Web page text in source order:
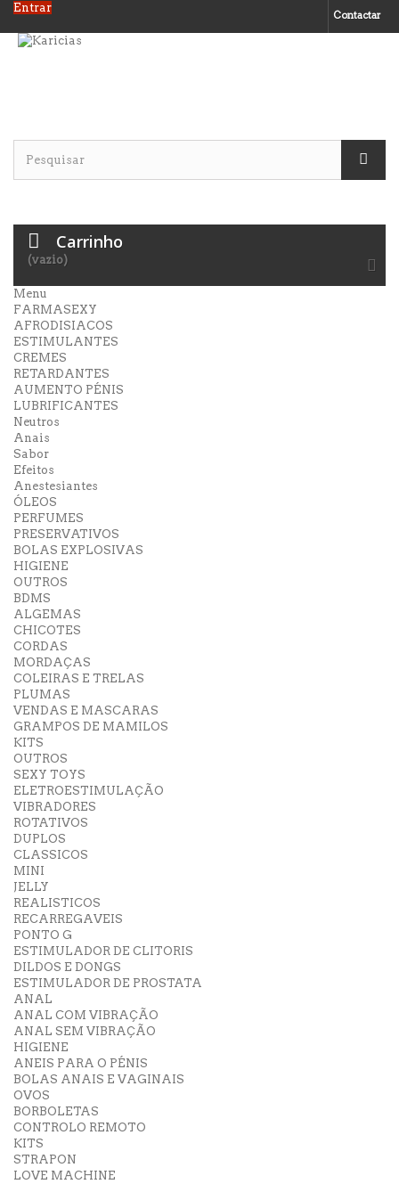
Contactar
Entrar
Carrinho
(vazio)
Menu
FARMASEXY
AFRODISIACOS
ESTIMULANTES
CREMES
RETARDANTES
AUMENTO PÉNIS
LUBRIFICANTES
Neutros
Anais
Sabor
Efeitos
Anestesiantes
ÓLEOS
PERFUMES
PRESERVATIVOS
BOLAS EXPLOSIVAS
HIGIENE
OUTROS
BDMS
ALGEMAS
CHICOTES
CORDAS
MORDAÇAS
COLEIRAS E TRELAS
PLUMAS
VENDAS E MASCARAS
GRAMPOS DE MAMILOS
KITS
OUTROS
SEXY TOYS
ELETROESTIMULAÇÃO
VIBRADORES
ROTATIVOS
DUPLOS
CLASSICOS
MINI
JELLY
REALISTICOS
RECARREGAVEIS
PONTO G
ESTIMULADOR DE CLITORIS
DILDOS E DONGS
ESTIMULADOR DE PROSTATA
ANAL
ANAL COM VIBRAÇÃO
ANAL SEM VIBRAÇÃO
HIGIENE
ANEIS PARA O PÉNIS
BOLAS ANAIS E VAGINAIS
OVOS
BORBOLETAS
CONTROLO REMOTO
KITS
STRAPON
LOVE MACHINE